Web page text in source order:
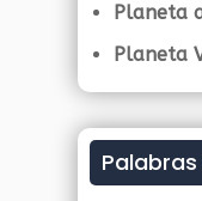
Planeta
Planeta